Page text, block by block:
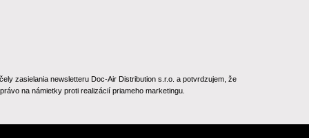
zasielania newsletteru Doc-Air Distribution s.r.o. a potvrdzujem, že
na námietky proti realizácií priameho marketingu.